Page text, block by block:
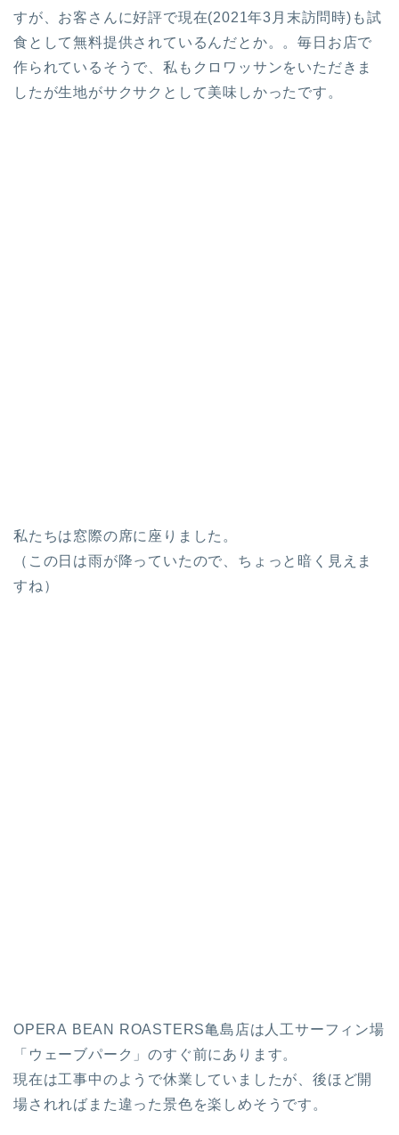
すが、お客さんに好評で現在(2021年3月末訪問時)も試
食として無料提供されているんだとか。。毎日お店で
作られているそうで、私もクロワッサンをいただきま
したが生地がサクサクとして美味しかったです。
私たちは窓際の席に座りました。
（この日は雨が降っていたので、ちょっと暗く見えま
すね）
OPERA BEAN ROASTERS亀島店は人工サーフィン場
「ウェーブパーク」のすぐ前にあります。
現在は工事中のようで休業していましたが、後ほど開
場されればまた違った景色を楽しめそうです。